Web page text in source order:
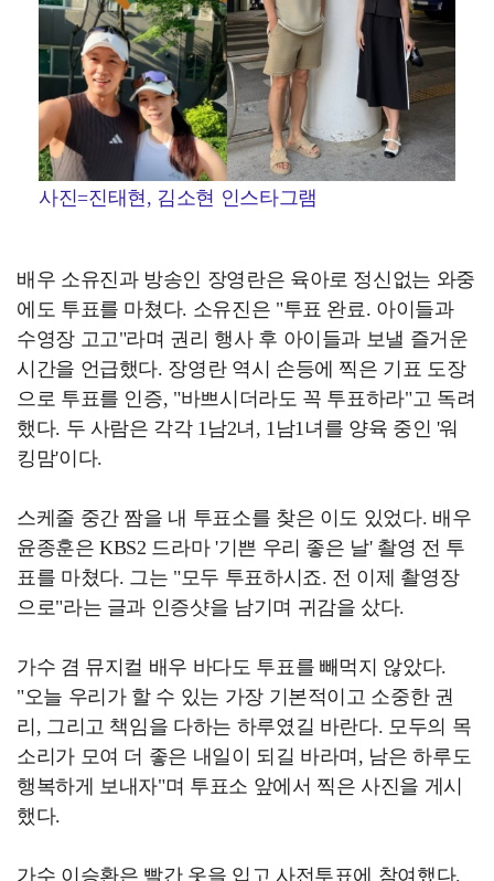
사진=진태현, 김소현 인스타그램
배우 소유진과 방송인 장영란은 육아로 정신없는 와중
에도 투표를 마쳤다. 소유진은 "투표 완료. 아이들과
수영장 고고"라며 권리 행사 후 아이들과 보낼 즐거운
시간을 언급했다. 장영란 역시 손등에 찍은 기표 도장
으로 투표를 인증, "바쁘시더라도 꼭 투표하라"고 독려
했다. 두 사람은 각각 1남2녀, 1남1녀를 양육 중인 '워
킹맘'이다.
스케줄 중간 짬을 내 투표소를 찾은 이도 있었다. 배우
윤종훈은 KBS2 드라마 '기쁜 우리 좋은 날' 촬영 전 투
표를 마쳤다. 그는 "모두 투표하시죠. 전 이제 촬영장
으로"라는 글과 인증샷을 남기며 귀감을 샀다.
가수 겸 뮤지컬 배우 바다도 투표를 빼먹지 않았다.
"오늘 우리가 할 수 있는 가장 기본적이고 소중한 권
리, 그리고 책임을 다하는 하루였길 바란다. 모두의 목
소리가 모여 더 좋은 내일이 되길 바라며, 남은 하루도
행복하게 보내자"며 투표소 앞에서 찍은 사진을 게시
했다.
가수 이승환은 빨간 옷을 입고 사전투표에 참여했다.